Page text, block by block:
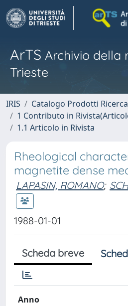
ArTS Archivio della
Trieste
IRIS
Catalogo Prodotti
1 Contributo in
1.1 Articolo in Rivista
Rheological
magnetite dense
LAPASIN, ROMANO;
1988-01-01
Scheda breve
Anno